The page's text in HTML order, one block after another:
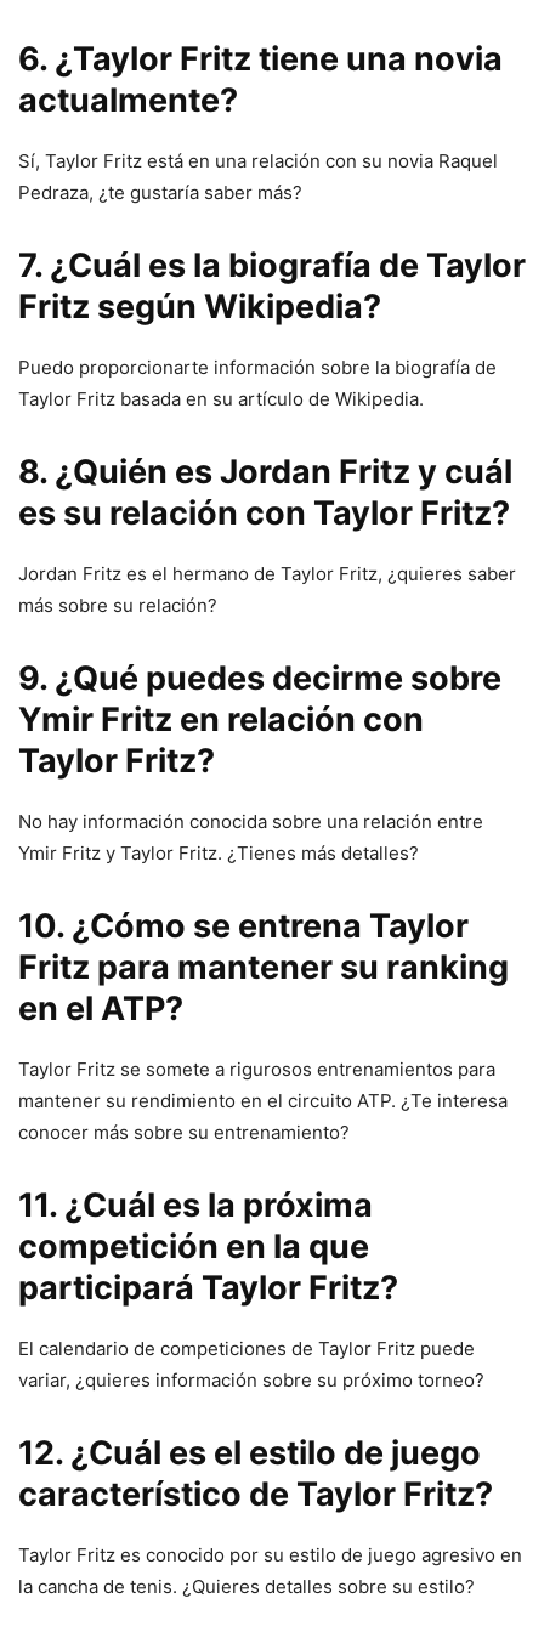
6. ¿Taylor Fritz tiene una novia
actualmente?
Sí, Taylor Fritz está en una relación con su novia Raquel
Pedraza, ¿te gustaría saber más?
7. ¿Cuál es la biografía de Taylor
Fritz según Wikipedia?
Puedo proporcionarte información sobre la biografía de
Taylor Fritz basada en su artículo de Wikipedia.
8. ¿Quién es Jordan Fritz y cuál
es su relación con Taylor Fritz?
Jordan Fritz es el hermano de Taylor Fritz, ¿quieres saber
más sobre su relación?
9. ¿Qué puedes decirme sobre
Ymir Fritz en relación con
Taylor Fritz?
No hay información conocida sobre una relación entre
Ymir Fritz y Taylor Fritz. ¿Tienes más detalles?
10. ¿Cómo se entrena Taylor
Fritz para mantener su ranking
en el ATP?
Taylor Fritz se somete a rigurosos entrenamientos para
mantener su rendimiento en el circuito ATP. ¿Te interesa
conocer más sobre su entrenamiento?
11. ¿Cuál es la próxima
competición en la que
participará Taylor Fritz?
El calendario de competiciones de Taylor Fritz puede
variar, ¿quieres información sobre su próximo torneo?
12. ¿Cuál es el estilo de juego
característico de Taylor Fritz?
Taylor Fritz es conocido por su estilo de juego agresivo en
la cancha de tenis. ¿Quieres detalles sobre su estilo?